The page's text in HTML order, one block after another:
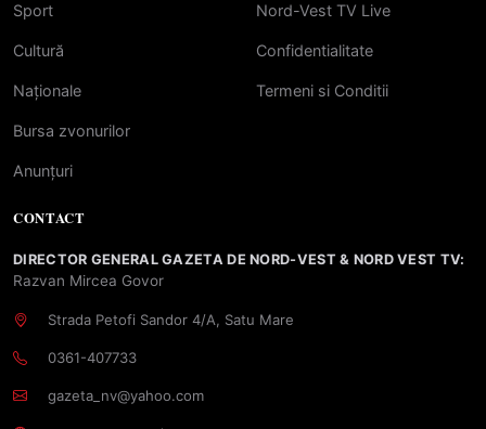
Sport
Cultură
Naționale
Bursa zvonurilor
Anunțuri
Nord-Vest TV Live
Confidentialitate
Termeni si Conditii
CONTACT
DIRECTOR GENERAL GAZETA DE NORD-VEST & NORD VEST TV:
Razvan Mircea Govor
Strada Petofi Sandor 4/A, Satu Mare
0361-407733
gazeta_nv@yahoo.com